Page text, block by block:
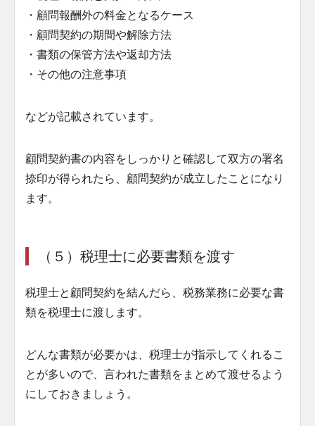
・顧問報酬外の料金となるケース
・顧問契約の期間や解除方法
・書類の保管方法や返却方法
・その他の注意事項
などが記載されています。
顧問契約書の内容をしっかりと確認して双方の署名
捺印が得られたら、顧問契約が成立したことになり
ます。
（５）税理士に必要書類を渡す
税理士と顧問契約を結んだら、税務業務に必要な書
類を税理士に渡します。
どんな書類が必要かは、税理士が指示してくれるこ
とが多いので、言われた書類をまとめて渡せるよう
にしておきましょう。